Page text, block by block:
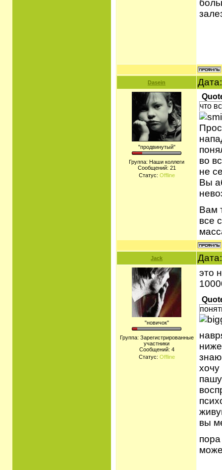
Dasein
"продвинутый"
Группа: Наши коллеги
Сообщений: 21
Статус: Offline
что
во
не
Вы
Вам
все
Jack
"новичок"
Группа: Зарегистрированные
участники
Сообщений: 4
Статус: Offline
это
вы